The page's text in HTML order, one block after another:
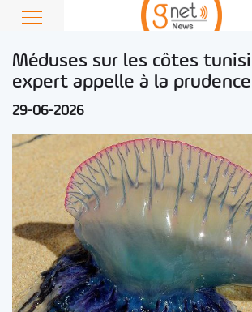
Méduses sur les côtes
expert appelle à la prudence
29-06-2026